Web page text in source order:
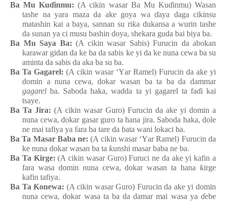
Ba Mu Kuɗinmu: (A cikin wasar Ba Mu Kuɗinmu) Wasan
tashe na yara maza da ake goya wa ɗaya daga cikinsu
matashin kai a baya, sannan su riƙa dukansa a wurin tashe
da sunan ya ci musu bashin doya, shekara guda bai biya ba.
Ba Mu Saya Ba: (A cikin wasar Sabis) Furucin da abokan
karawar gidan da ke ba da sabis ke yi da ke nuna cewa ba su
aminta da sabis da aka ba su ba.
Ba Ta Gagarel: (A cikin wasar ‘Yar Ramel) Furucin da ake yi
domin a nuna cewa, dokar wasan ba ta ba da dammar
gagarel ba. Saboda haka, wadda ta yi gagarel ta faɗi kai
tsaye.
Ba Ta Jira: (A cikin wasar Guro) Furucin da ake yi domin a
nuna cewa, dokar gasar guro ta hana jira. Saboda haka, dole
ne mai tafiya ya fara ba tare da ɓata wani lokaci ba.
Ba Ta Masar Baba ne: (A cikin wasar ‘Yar Ramel) Furucin da
ke nuna dokar wasan ba ta ƙunshi masar baba ne ba.
Ba Ta Ƙirge: (A cikin wasar Guro) Furuci ne da ake yi kafin a
fara wasa domin nuna cewa, dokar wasan ta hana ƙirge
kafin tafiya.
Ba Ta Ƙonewa: (A cikin wasar Guro) Furucin da ake yi domin
nuna cewa, dokar wasa ta ba da damar mai wasa ya ɗebe